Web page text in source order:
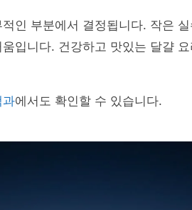
인 부분에서 결정됩니다. 작은
입니다. 건강하고 맛있는 달걀
과에서도 확인할 수 있습니다.